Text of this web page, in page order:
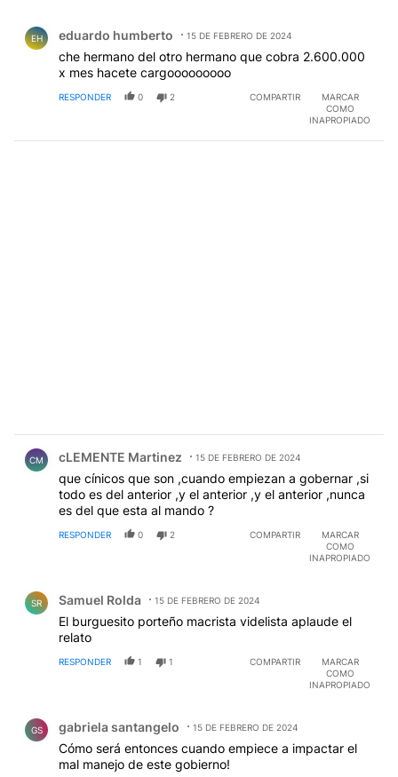
EH eduardo humberto 15 DE FEBRERO DE 2024
che hermano del otro hermano que cobra 2.600.000
x mes hacete cargooooooooo
RESPONDER 0 2 COMPARTIR
MARCAR
COMO
INAPROPIADO
CM cLEMENTE Martinez 15 DE FEBRERO DE 2024
que cínicos que son ,cuando empiezan a gobernar ,si
todo es del anterior ,y el anterior ,y el anterior ,nunca
es del que esta al mando ?
RESPONDER 0 2 COMPARTIR
MARCAR
COMO
INAPROPIADO
SR Samuel Rolda 15 DE FEBRERO DE 2024
El burguesito porteño macrista videlista aplaude el
relato
RESPONDER 1 1 COMPARTIR
MARCAR
COMO
INAPROPIADO
GS gabriela santangelo 15 DE FEBRERO DE 2024
Cómo será entonces cuando empiece a impactar el
mal manejo de este gobierno!